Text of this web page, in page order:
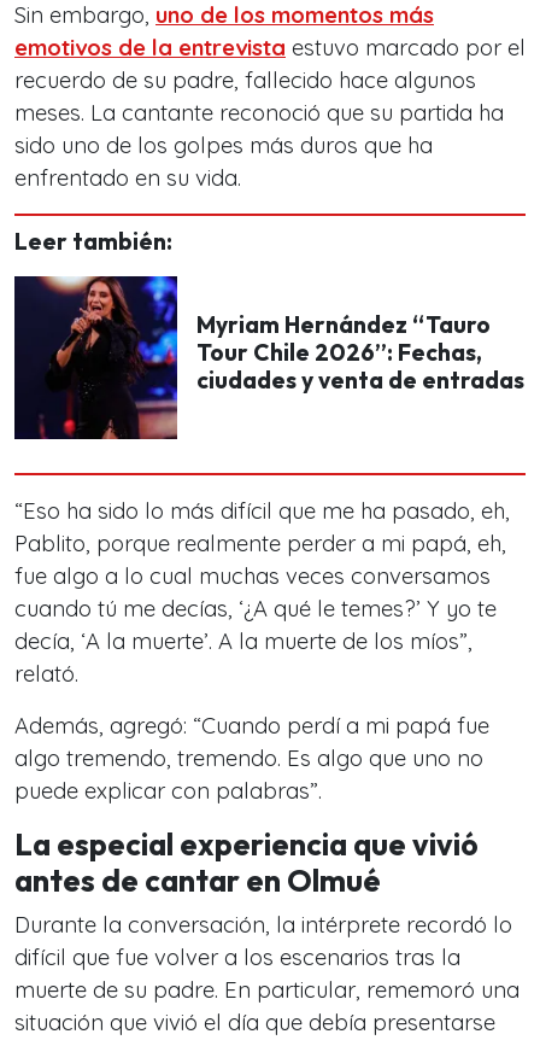
Sin embargo, uno de los momentos más
emotivos de la entrevista estuvo marcado por el
recuerdo de su padre, fallecido hace algunos
meses. La cantante reconoció que su partida ha
sido uno de los golpes más duros que ha
enfrentado en su vida.
Leer también:
Myriam Hernández “Tauro
Tour Chile 2026”: Fechas,
ciudades y venta de entradas
“Eso ha sido lo más difícil que me ha pasado, eh,
Pablito, porque realmente perder a mi papá, eh,
fue algo a lo cual muchas veces conversamos
cuando tú me decías, ‘¿A qué le temes?’ Y yo te
decía, ‘A la muerte’. A la muerte de los míos”,
relató.
Además, agregó: “Cuando perdí a mi papá fue
algo tremendo, tremendo. Es algo que uno no
puede explicar con palabras”.
La especial experiencia que vivió
antes de cantar en Olmué
Durante la conversación, la intérprete recordó lo
difícil que fue volver a los escenarios tras la
muerte de su padre. En particular, rememoró una
situación que vivió el día que debía presentarse